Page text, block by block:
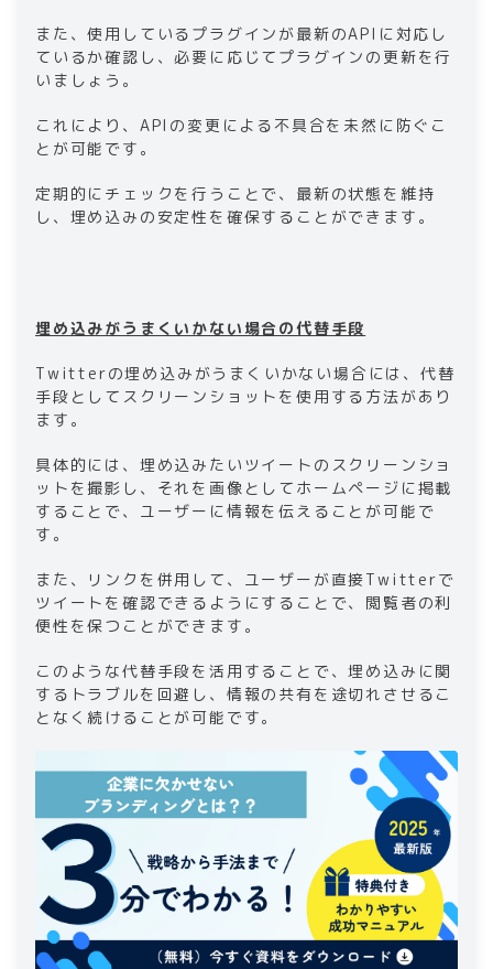
また、使用しているプラグインが最新のAPIに対応し
ているか確認し、必要に応じてプラグインの更新を行
いましょう。
これにより、APIの変更による不具合を未然に防ぐこ
とが可能です。
定期的にチェックを行うことで、最新の状態を維持
し、埋め込みの安定性を確保することができます。
埋め込みがうまくいかない場合の代替手段
Twitterの埋め込みがうまくいかない場合には、代替
手段としてスクリーンショットを使用する方法があり
ます。
具体的には、埋め込みたいツイートのスクリーンショ
ットを撮影し、それを画像としてホームページに掲載
することで、ユーザーに情報を伝えることが可能で
す。
また、リンクを併用して、ユーザーが直接Twitterで
ツイートを確認できるようにすることで、閲覧者の利
便性を保つことができます。
このような代替手段を活用することで、埋め込みに関
するトラブルを回避し、情報の共有を途切れさせるこ
となく続けることが可能です。